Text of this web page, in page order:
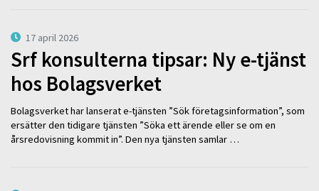
17 april 2026
Srf konsulterna tipsar: Ny e-tjänst
hos Bolagsverket
Bolagsverket har lanserat e-tjänsten ”Sök företagsinformation”, som
ersätter den tidigare tjänsten ”Söka ett ärende eller se om en
årsredovisning kommit in”. Den nya tjänsten samlar …